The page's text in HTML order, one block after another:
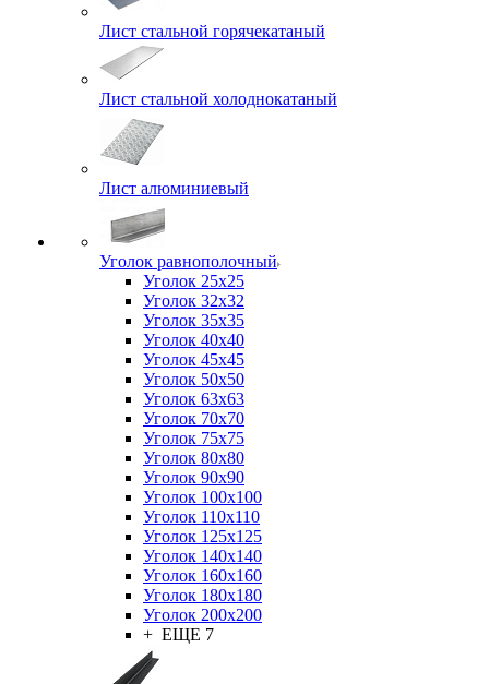
Лист стальной горячекатаный
Лист стальной холоднокатаный
Лист алюминиевый
Уголок равнополочный
Уголок 25x25
Уголок 32x32
Уголок 35x35
Уголок 40x40
Уголок 45x45
Уголок 50х50
Уголок 63х63
Уголок 70х70
Уголок 75x75
Уголок 80х80
Уголок 90х90
Уголок 100х100
Уголок 110х110
Уголок 125х125
Уголок 140х140
Уголок 160х160
Уголок 180х180
Уголок 200х200
+ ЕЩЕ 7